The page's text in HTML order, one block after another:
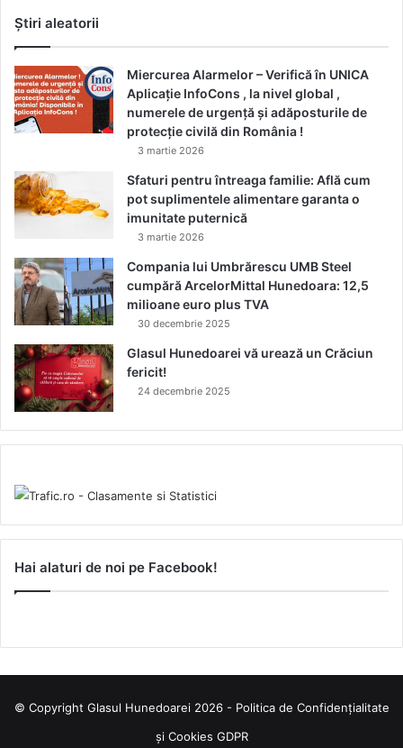
Știri aleatorii
Miercurea Alarmelor – Verifică în UNICA
Aplicație InfoCons , la nivel global ,
numerele de urgență și adăposturile de
protecție civilă din România !
3 martie 2026
Sfaturi pentru întreaga familie: Află cum
pot suplimentele alimentare garanta o
imunitate puternică
3 martie 2026
Compania lui Umbrărescu UMB Steel
cumpără ArcelorMittal Hunedoara: 12,5
milioane euro plus TVA
30 decembrie 2025
Glasul Hunedoarei vă urează un Crăciun
fericit!
24 decembrie 2025
Hai alaturi de noi pe Facebook!
© Copyright Glasul Hunedoarei 2026 - Politica de Confidențialitate
și Cookies GDPR